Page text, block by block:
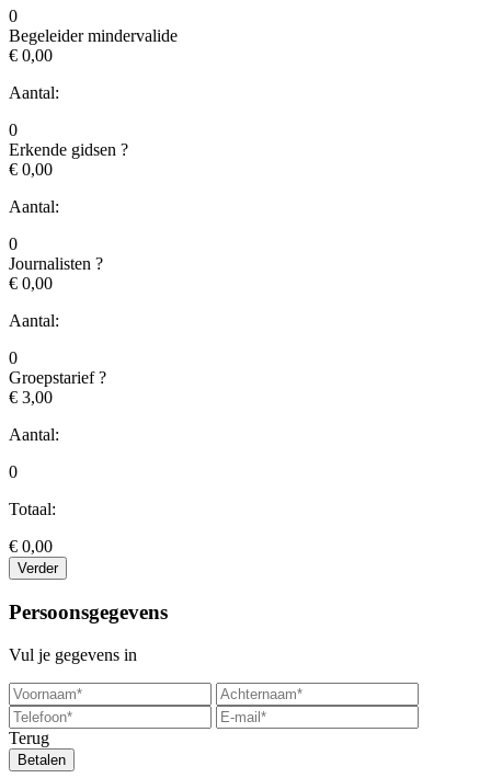
0
Begeleider mindervalide
€ 0,00
Aantal:
0
Erkende gidsen ?
€ 0,00
Aantal:
0
Journalisten ?
€ 0,00
Aantal:
0
Groepstarief?
€ 3,00
Aantal:
0
Totaal:
€ 0,00
Verder
Persoonsgegevens
Vul je gegevens in
Terug
Betalen